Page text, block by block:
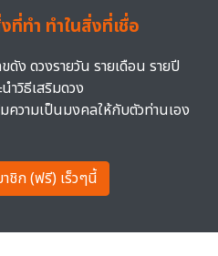
ที่ทำ ทำในสิ่งที่เชื่อ
ดัง ดวงรายวัน รายเดือน รายปี
ำวิธีเสริมดวง
ความเป็นมงคลให้กับตัวท่านเอง
ชิก (ฟรี) เร็วๆนี้